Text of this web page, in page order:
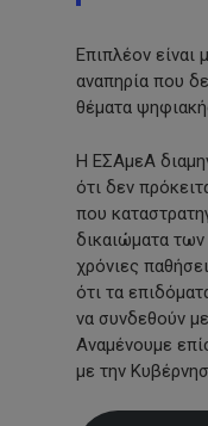
Επιπλέον είναι
αναπηρία που
θέματα
Η ΕΣΑμεΑ
ότι δεν
που
δικαιώματα
χρόνιες
ότι τα
να συνδεθούν
Αναμένουμε
με την